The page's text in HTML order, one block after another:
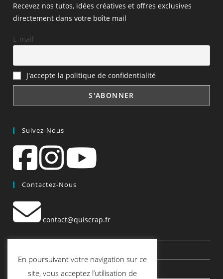
Recevez nos tutos, idées créatives et offres exclusives
directement dans votre boîte mail
E-mail
J'accepte la politique de confidentialité
Suivez-Nous
Contactez-Nous
contact@quiscrap.fr
Le Blog
En poursuivant votre navigation sur ce
site, vous acceptez l’utilisation de